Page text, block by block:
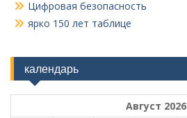
Цифровая безопасность
ярко 150 лет таблице
календарь
Август 2026